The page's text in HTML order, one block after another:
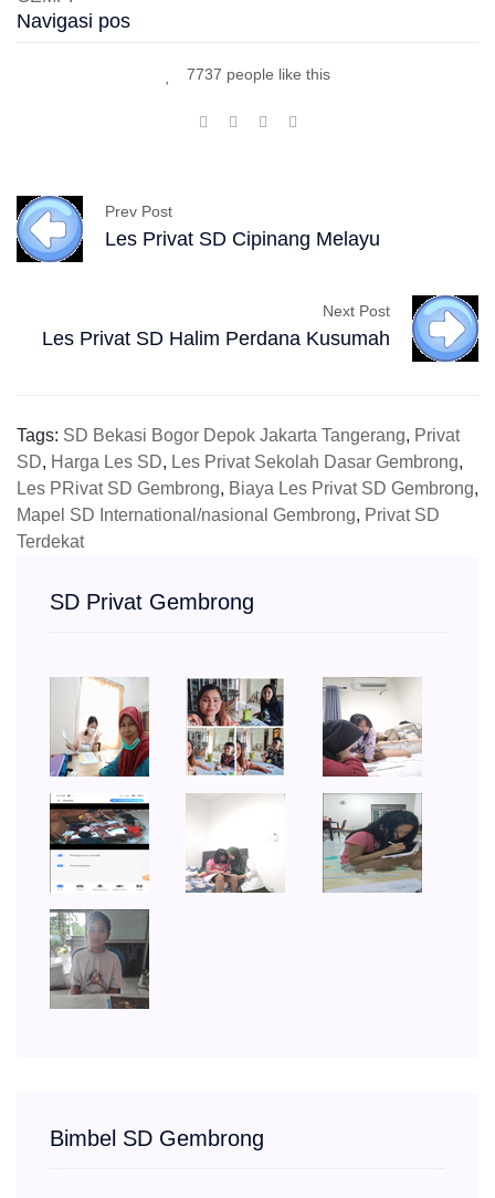
Navigasi pos
7737 people like this
Prev Post
Les Privat SD Cipinang Melayu
Next Post
Les Privat SD Halim Perdana Kusumah
Tags: SD Bekasi Bogor Depok Jakarta Tangerang, Privat
SD, Harga Les SD, Les Privat Sekolah Dasar Gembrong,
Les PRivat SD Gembrong, Biaya Les Privat SD Gembrong,
Mapel SD International/nasional Gembrong, Privat SD
Terdekat
SD Privat Gembrong
Bimbel SD Gembrong